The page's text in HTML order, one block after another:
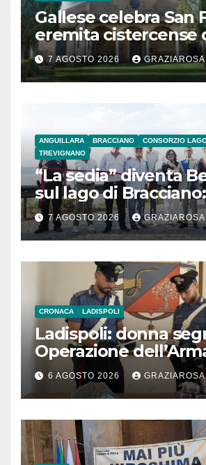
Gallese celebra San
eremita cistercense
secolo
7 AGOSTO 2026
ANGUILLARA BRACCIANO
CONSORZIO
TREVIGNANO
“La sedia” diventa
sul lago di
l’inaugurazione
7 AGOSTO 2026
CRONACA LADISPOLI
Ladispoli: donna
Operazione
6 AGOSTO 2026